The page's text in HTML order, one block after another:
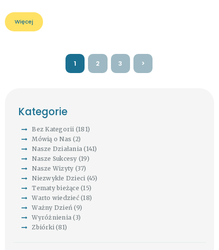
Więcej
Stronicowanie
STRONA
1 STRONA
2 STRONA
3 >
Kategorie
Bez Kategorii (181)
Mówią o Nas (2)
Nasze Działania (141)
Nasze Sukcesy (19)
Nasze Wizyty (37)
Niezwykłe Dzieci (45)
Tematy bieżące (15)
Warto wiedzieć(18)
Ważny Dzień (9)
Wyróżnienia (3)
Zbiórki (81)